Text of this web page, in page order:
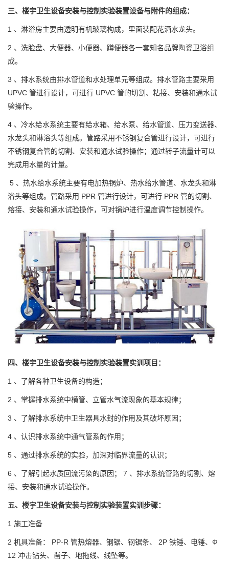
三、 楼宇卫生设备安装与控制 实验装置设备与附件的组成：
1 、淋浴房主要由透明有机玻璃构成，里面装配花洒水龙头。
2 、洗脸盘、大便器、小便器、蹲便器各一套知名品牌陶瓷卫浴组
成。
3 、排水系统由排水管道和水处理单元等组成。排水管路主要采用
UPVC 管进行设计，可进行 UPVC 管的切割、粘接、安装和通水试
验操作。
4 、冷水给水系统主要有给水箱、给水泵、给水管道、压力变送器、
水龙头和淋浴头等组成。管路采用不锈钢复合管进行设计，可进行
不锈钢复合管的切割、安装和通水试验操作；通过转子流量计可以
完成用水量的计量。
5 、热水给水系统主要有电加热锅炉、热水给水管道、水龙头和淋
浴头等组成。管路采用 PPR 管进行设计，可进行 PPR 管的切割、
熔接、安装和通水试验操作，可对锅炉进行温度调节控制操作。
四、 楼宇卫生设备安装与控制 实验装置实训项目：
1 、了解各种卫生设备的构造；
2 、掌握排水系统中横管、立管水气流现象的基本规律；
3 、了解排水系统中卫生器具水封的作用及其破坏原因；
4 、认识排水系统中通气管系的作用；
5 、通过排水系统的实验，加深对临界流量的认识；
6 、了解引起水质回流污染的原因； 7 、排水系统管路的切割、熔
接、安装和通水试验操作。
五、楼宇卫生设备安装与控制实验装置实训步骤：
1 施工准备
2 机具准备： PP-R 管热熔器、钢锯、钢锯条、 2P 铁锤、电锤、Ф
12 冲击钻头、凿子、地拖线、线坠等。